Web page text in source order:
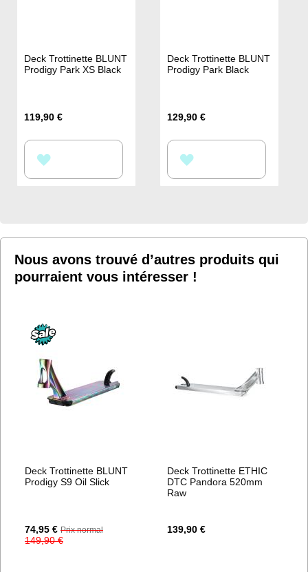
Deck Trottinette BLUNT
Prodigy Park XS Black
119,90 €
À
D’ENVIE
Deck Trottinette BLUNT
Prodigy Park Black
129,90 €
À
D’ENVIE
Nous avons trouvé d’autres produits qui
pourraient vous intéresser !
Deck Trottinette BLUNT
Prodigy S9 Oil Slick
Prix
Spécial
74,95 € Prix normal
149,90 €
Deck Trottinette ETHIC
DTC Pandora 520mm
Raw
139,90 €